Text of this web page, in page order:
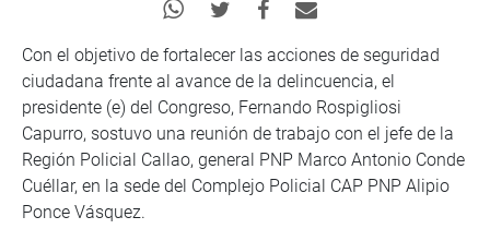
Con el objetivo de fortalecer las acciones de seguridad
ciudadana frente al avance de la delincuencia, el
presidente (e) del Congreso, Fernando Rospigliosi
Capurro, sostuvo una reunión de trabajo con el jefe de la
Región Policial Callao, general PNP Marco Antonio Conde
Cuéllar, en la sede del Complejo Policial CAP PNP Alipio
Ponce Vásquez.